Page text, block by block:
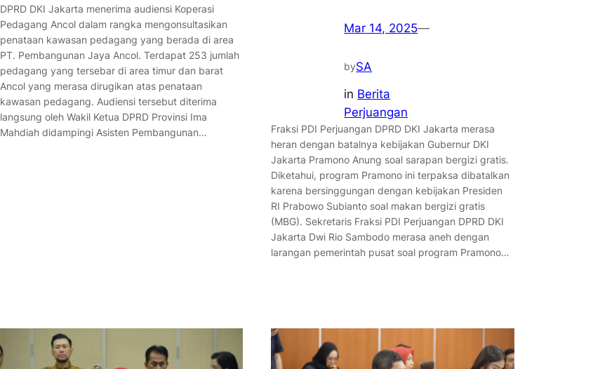
DPRD DKI Jakarta menerima audiensi Koperasi
Pedagang Ancol dalam rangka mengonsultasikan
penataan kawasan pedagang yang berada di area
PT. Pembangunan Jaya Ancol. Terdapat 253 jumlah
pedagang yang tersebar di area timur dan barat
Ancol yang merasa dirugikan atas penataan
kawasan pedagang. Audiensi tersebut diterima
langsung oleh Wakil Ketua DPRD Provinsi Ima
Mahdiah didampingi Asisten Pembangunan…
Mar 14, 2025—
bySA
in Berita
Perjuangan
Fraksi PDI Perjuangan DPRD DKI Jakarta merasa
heran dengan batalnya kebijakan Gubernur DKI
Jakarta Pramono Anung soal sarapan bergizi gratis.
Diketahui, program Pramono ini terpaksa dibatalkan
karena bersinggungan dengan kebijakan Presiden
RI Prabowo Subianto soal makan bergizi gratis
(MBG). Sekretaris Fraksi PDI Perjuangan DPRD DKI
Jakarta Dwi Rio Sambodo merasa aneh dengan
larangan pemerintah pusat soal program Pramono…